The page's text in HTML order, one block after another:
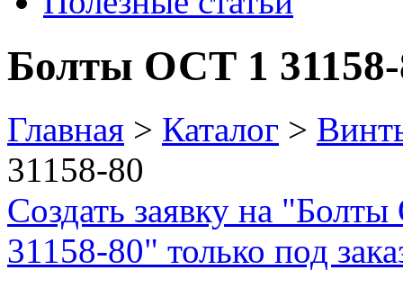
Болты ОСТ 1
Главная > Каталог >
31158-80
Создать заявку на
31158-80" только под